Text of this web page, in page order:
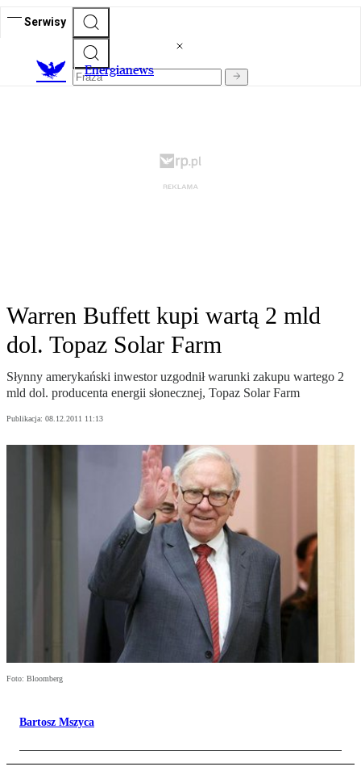
Serwisy
Energianews
Warren Buffett kupi wartą 2 mld
dol. Topaz Solar Farm
Słynny amerykański inwestor uzgodnił warunki zakupu wartego 2
mld dol. producenta energii słonecznej, Topaz Solar Farm
Publikacja: 08.12.2011 11:13
Foto: Bloomberg
Bartosz Mszyca